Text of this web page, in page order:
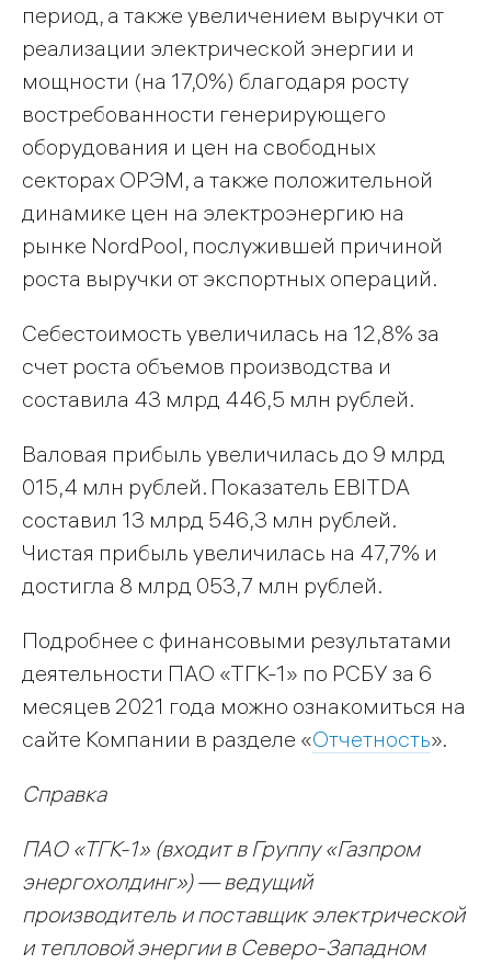
период, а также увеличением выручки от
реализации электрической энергии и
мощности (на 17,0%) благодаря росту
востребованности генерирующего
оборудования и цен на свободных
секторах ОРЭМ, а также положительной
динамике цен на электроэнергию на
рынке NordPool, послужившей причиной
роста выручки от экспортных операций.
Себестоимость увеличилась на 12,8% за
счет роста объемов производства и
составила 43 млрд 446,5 млн рублей.
Валовая прибыль увеличилась до 9 млрд
015,4 млн рублей. Показатель EBITDA
составил 13 млрд 546,3 млн рублей.
Чистая прибыль увеличилась на 47,7% и
достигла 8 млрд 053,7 млн рублей.
Подробнее с финансовыми результатами
деятельности ПАО «ТГК-1» по РСБУ за 6
месяцев 2021 года можно ознакомиться на
сайте Компании в разделе «Отчетность».
Справка
ПАО «ТГК-1» (входит в Группу «Газпром
энергохолдинг») — ведущий
производитель и поставщик электрической
и тепловой энергии в Северо-Западном